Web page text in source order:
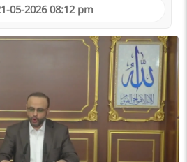
05-2026 08:12 pm